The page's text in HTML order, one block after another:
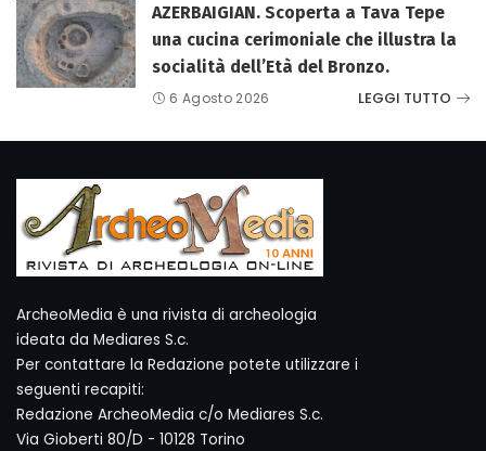
AZERBAIGIAN. Scoperta a Tava Tepe
una cucina cerimoniale che illustra la
socialità dell’Età del Bronzo.
6 Agosto 2026 LEGGI TUTTO
ArcheoMedia è una rivista di archeologia
ideata da Mediares S.c.
Per contattare la Redazione potete utilizzare i
seguenti recapiti:
Redazione ArcheoMedia c/o Mediares S.c.
Via Gioberti 80/D - 10128 Torino